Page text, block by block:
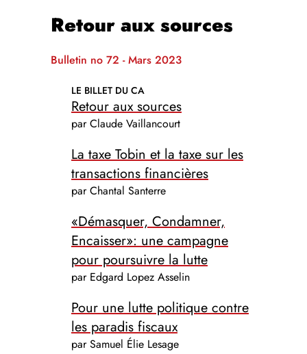
Retour aux sources
Bulletin no 72 - Mars 2023
LE BILLET DU CA
Retour aux sources
par Claude Vaillancourt
La taxe Tobin et la taxe sur les
transactions financières
par Chantal Santerre
«Démasquer, Condamner,
Encaisser»: une campagne
pour poursuivre la lutte
par Edgard Lopez Asselin
Pour une lutte politique contre
les paradis fiscaux
par Samuel Élie Lesage